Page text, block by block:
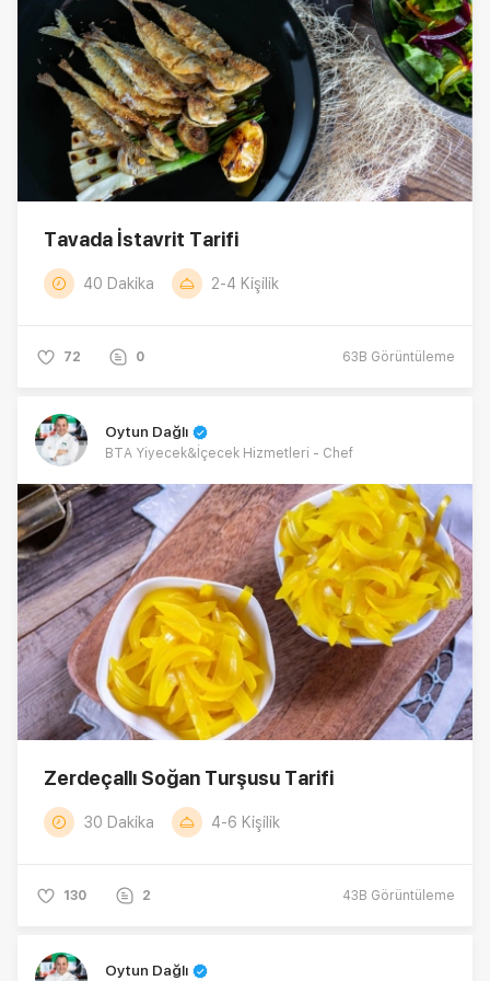
Tavada İstavrit Tarifi
40 Dakika 2-4 Kişilik
72 0 63B Görüntüleme
Oytun Dağlı
BTA Yiyecek&İçecek Hizmetleri - Chef
Zerdeçallı Soğan Turşusu Tarifi
30 Dakika 4-6 Kişilik
130 2 43B Görüntüleme
Oytun Dağlı